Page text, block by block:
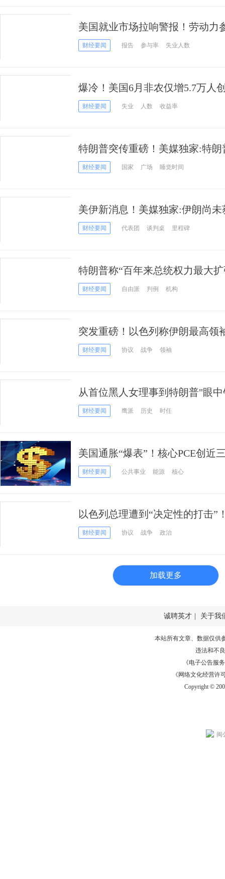
美国就业市场拉响警报！劳动力
万人退出求职大军
财经要闻 报告 参与率 失业人数
爆冷！美国6月非农仅增5.7万人
加息押注
财经要闻 失业 人数 收益率
特朗普突传重磅！美媒独家:特
表演讲 华盛顿烟花或延至深夜
财经要闻 国家 广场 睡觉时间
美伊新消息！美媒独家:伊朗尚
元解冻资金 “一分没拿到”
财经要闻 代表团 谈判桌 里程碑
特朗普称“百年来总统权力最大
总统解雇权 推翻一项有90年历史
财经要闻 自由派 判例 机构
突发重磅！以色列称伊朗最高领
告战争恐在两天内重启
财经要闻 协议 战争 领袖
从首位黑人女理事到特朗普"眼
传奇人生
财经要闻 鹰派 历史 时任
美国通胀“爆表”！核心PCE创近
息预期再升温
财经要闻 公共事业 能源 核心
以色列总理遭到“决定性的打击”
塔尼亚胡成为最大“受害者”
财经要闻 协议 战争 政治
加载更多
诚聘英才 关于我
本站所有文章、数据仅供
违法和不
《电子公告服务
《网络文化经营许
Copyright ©
闽